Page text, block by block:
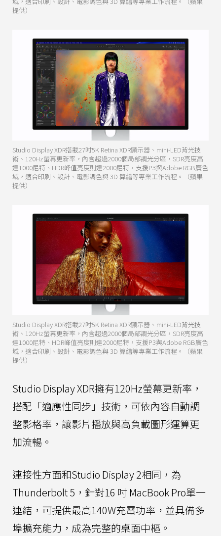
提供）
Studio Display XDR搭載27吋5K Retina XDR顯示器、mini-LED背光技
術、120Hz螢幕更新率，內含超過2000個局部調光分區，SDR亮度高
達1000尼特、HDR峰值亮度則達2000尼特，支援P3與Adobe RGB廣色
域，適合印刷、設計、電影調色與 3D 算繪等專業工作流程。（蘋果
提供）
Studio Display XDR搭載27吋5K Retina XDR顯示器、mini-LED背光技
術、120Hz螢幕更新率，內含超過2000個局部調光分區，SDR亮度高
達1000尼特、HDR峰值亮度則達2000尼特，支援P3與Adobe RGB廣色
域，適合印刷、設計、電影調色與 3D 算繪等專業工作流程。（蘋果
提供）
Studio Display XDR擁有120Hz螢幕更新率，
搭配「適應性同步」技術，可依內容自動調
整影格率，讓影片播放與高負載圖形運算更
加流暢。
連接性方面和Studio Display 2相同，為
Thunderbolt 5，針對16 吋 MacBook Pro單一
連結，可提供最高140W充電功率，並具備多
埠擴充能力，成為完整的桌面中樞。